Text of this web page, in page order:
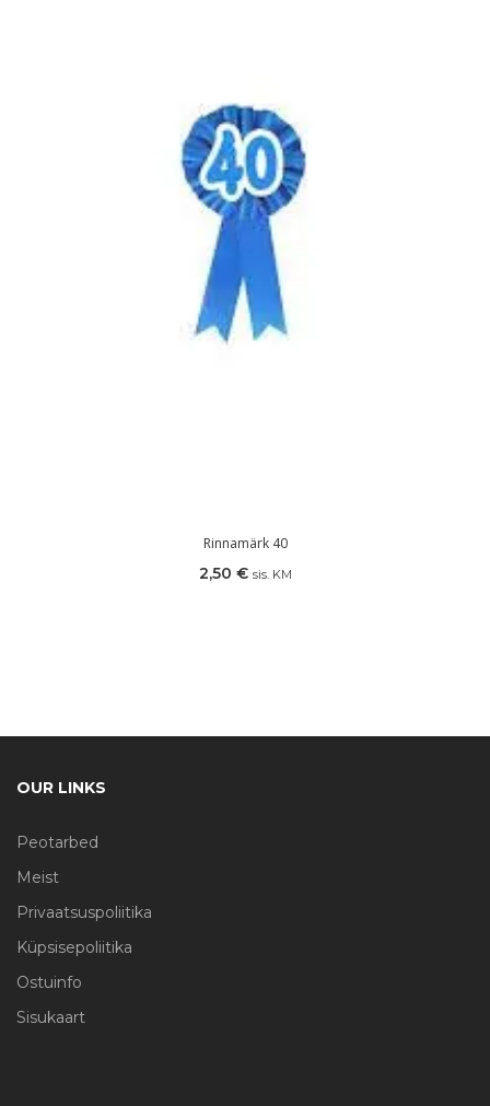
Rinnamärk 40
2,50 € sis. KM
OUR LINKS
Peotarbed
Meist
Privaatsuspoliitika
Küpsisepoliitika
Ostuinfo
Sisukaart